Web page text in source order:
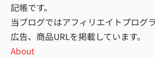
記帳です。
当ブログではアフィリエイトプログ
広告、商品URLを掲載しています。
About